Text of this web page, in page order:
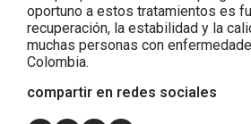
oportuno a estos tratamientos es
recuperación, la estabilidad y la
muchas personas con
Colombia.
compartir en redes sociales